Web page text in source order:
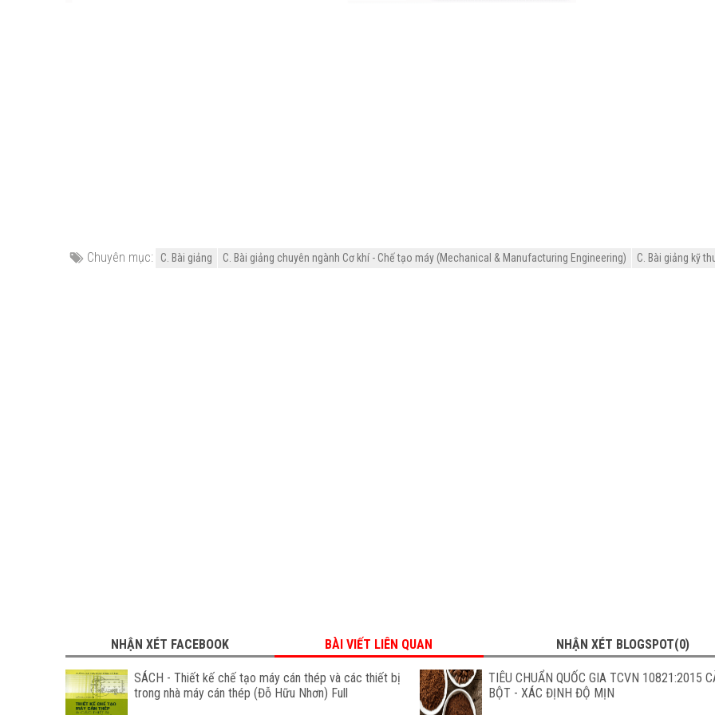
Chuyên mục: C. Bài giảng C. Bài giảng chuyên ngành Cơ khí - Chế tạo máy (Mechanical & Manufacturing Engineering) C. Bài giảng kỹ
NHẬN XÉT FACEBOOK BÀI VIẾT LIÊN QUAN NHẬN XÉT BLOGSPOT(0)
SÁCH - Thiết kế chế tạo máy cán thép và các thiết bị
trong nhà máy cán thép (Đỗ Hữu Nhơn) Full
TIÊU CHUẨN QUỐC GIA TCVN 10821:2015
BỘT - XÁC ĐỊNH ĐỘ MỊN